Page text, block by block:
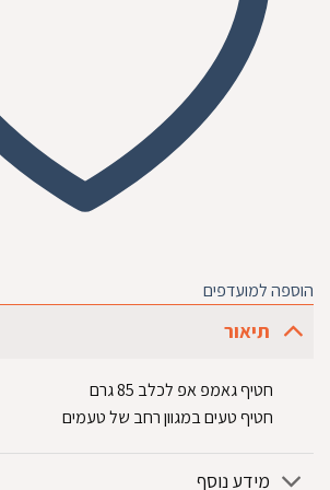
הוספה למועדפים
תיאור
חטיף גאמפ אפ לכלב 85 גרם
חטיף טעים במגוון רחב של טעמים
מידע נוסף